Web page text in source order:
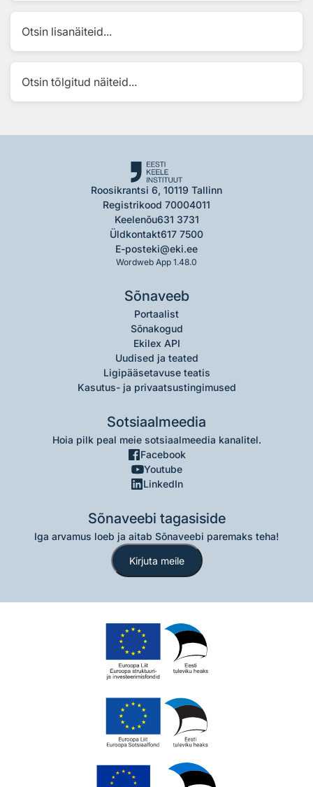
Otsin lisanäiteid...
Otsin tõlgitud näiteid...
Roosikrantsi 6, 10119 Tallinn
Registrikood 70004011
Keelenõu631 3731
Üldkontakt617 7500
E-posteki@eki.ee
Wordweb App 1.48.0
Sõnaveeb
Portaalist
Sõnakogud
Ekilex API
Uudised ja teated
Ligipääsetavuse teatis
Kasutus- ja privaatsustingimused
Sotsiaalmeedia
Hoia pilk peal meie sotsiaalmeedia kanalitel.
Facebook
Youtube
LinkedIn
Sõnaveebi tagasiside
Iga arvamus loeb ja aitab Sõnaveebi paremaks teha!
Kirjuta meile